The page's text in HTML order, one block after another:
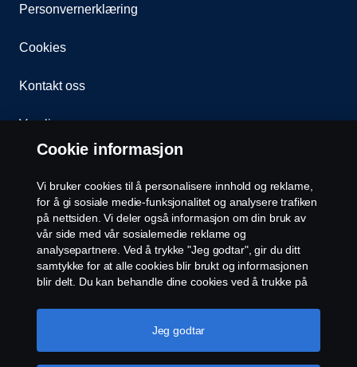
Personvernerklæring
Cookies
Kontakt oss
Varsling
Etiske retningslinjer for leverandører
Cookie-innstillinger
Cookie informasjon
Vi bruker cookies til å personalisere innhold og reklame,
for å gi sosiale medie-funksjonalitet og analysere trafiken
på nettsiden. Vi deler også informasjon om din bruk av
vår side med vår sosialemedie reklame og
analysepartnere. Ved å trykke "Jeg godtar", gir du ditt
samtykke for at alle cookies blir brukt og informasjonen
blir delt. Du kan behandle dine cookies ved å trukke på
en mer detaljert forklaring hvordan vi bruker cookies,
vennligst besøk vår cookies-erklæring, som du finner ved
Jeg godtar